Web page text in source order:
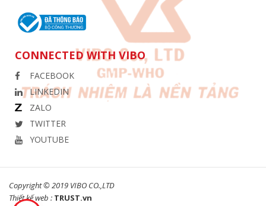
CONNECTED WITH VIBO
FACEBOOK
LINKEDIN
ZALO
TWITTER
YOUTUBE
Copyright © 2019 VIBO CO.,LTD
Thiết kế web : TRUST.vn